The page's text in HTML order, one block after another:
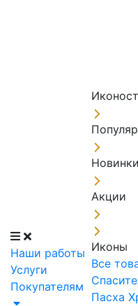
Наши работы
Услуги
Покупателям
Новинки
Акции
Иконы
Все
Пасха